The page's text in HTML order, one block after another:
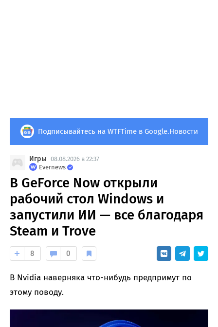
Подписывайтесь на WTFTime в Google.Новости
Игры 08.08.2026 в 22:37
Evernews
В GeForce Now открыли
рабочий стол Windows и
запустили ИИ — все благодаря
Steam и Trove
8 0
В Nvidia наверняка что-нибудь предпримут по
этому поводу.